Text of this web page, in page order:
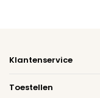
Klantenservice
Toestellen